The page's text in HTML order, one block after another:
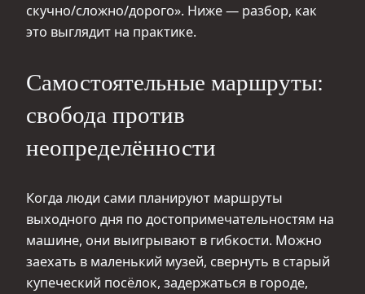
скучно/сложно/дорого». Ниже — разбор, как
это выглядит на практике.
Самостоятельные маршруты:
свобода против
неопределённости
Когда люди сами планируют маршруты
выходного дня по достопримечательностям на
машине, они выигрывают в гибкости. Можно
заехать в маленький музей, свернуть в старый
купеческий посёлок, задержаться в городе,